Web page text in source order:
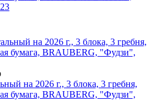
на 2026 г., 3 блока, 3 гребня,
бумага, BRAUBERG, "Фудзи",